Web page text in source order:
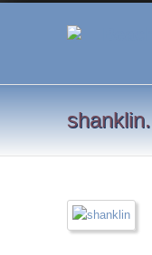
shanklin.